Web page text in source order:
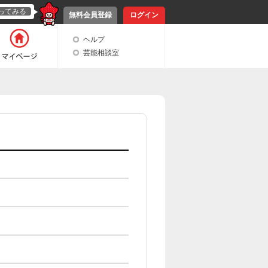
無料会員登録 ログイン
てみる
ヘルプ
芸能相談室